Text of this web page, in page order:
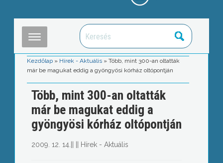
Kezdőlap » Hírek - Aktuális »Több, mint 300-an oltatták
már be magukat eddig a gyöngyösi kórház oltópontján
Több, mint 300-an oltatták
már be magukat eddig a
gyöngyösi kórház oltópontján
2009. 12. 14. Hírek - Aktuális